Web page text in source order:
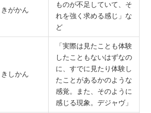
きがかん
ものが不足していて、そ
れを強く求める感じ」な
ど
きしかん
「実際は見たことも体験
したこともないはずなの
に、すでに見たり体験し
たことがあるかのような
感覚。また、そのように
感じる現象。デジャヴ」